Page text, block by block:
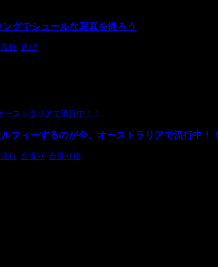
グでシュールな写真を撮ろう
流行 遊び
フィーするのが今、オーストラリアで流行中！！
流行 自撮り 自撮り棒